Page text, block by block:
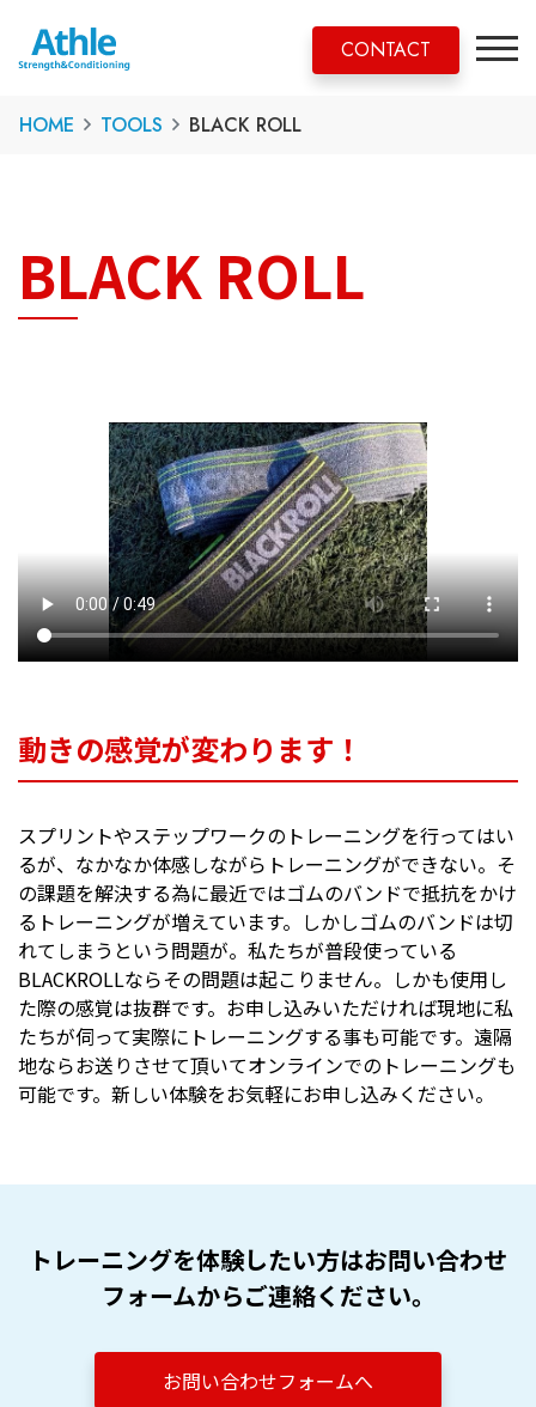
CONTACT
HOME TOOLS BLACK ROLL
BLACK ROLL
動きの感覚が変わります！
スプリントやステップワークのトレーニングを行ってはい
るが、なかなか体感しながらトレーニングができない。そ
の課題を解決する為に最近ではゴムのバンドで抵抗をかけ
るトレーニングが増えています。しかしゴムのバンドは切
れてしまうという問題が。私たちが普段使っている
BLACKROLLならその問題は起こりません。しかも使用し
た際の感覚は抜群です。お申し込みいただければ現地に私
たちが伺って実際にトレーニングする事も可能です。遠隔
地ならお送りさせて頂いてオンラインでのトレーニングも
可能です。新しい体験をお気軽にお申し込みください。
トレーニングを体験したい方はお問い合わせ
フォームからご連絡ください。
お問い合わせフォームへ